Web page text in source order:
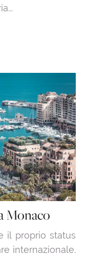
Monaco
il proprio status
internazionale.